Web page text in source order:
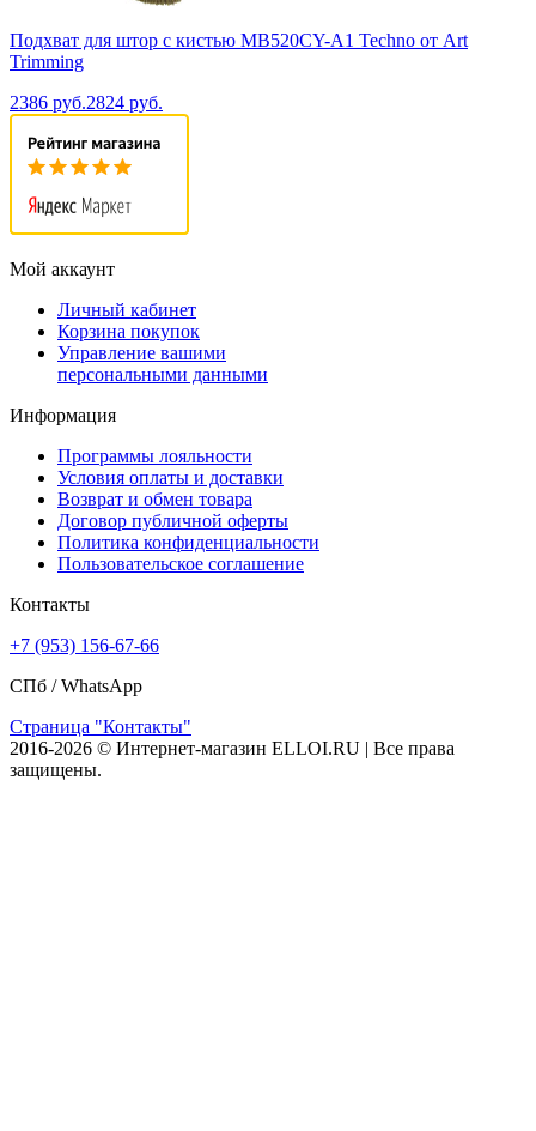
Подхват для штор с кистью MB520CY-A1 Techno от Art
Trimming
2386 руб.2824 руб.
Мой аккаунт
Личный кабинет
Корзина покупок
Управление вашими
персональными данными
Информация
Программы лояльности
Условия оплаты и доставки
Возврат и обмен товара
Договор публичной оферты
Политика конфиденциальности
Пользовательское соглашение
Контакты
+7 (953) 156-67-66
СПб /WhatsApp
Страница "Контакты"
2016-2026 © Интернет-магазин ELLOI.RU | Все права
защищены.